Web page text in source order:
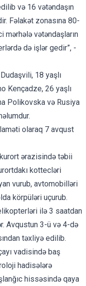
və 16 vətəndaşın
Fəlakət zonasına 80-
mərhələ vətəndaşların
də işlər gedir”, -
18 yaşlı
Kençadze, 26 yaşlı
Polikovska və Rusiya
olaraq 7 avqust
kurort ərazisində təbii
kottecləri
vurub, avtomobilləri
körpüləri uçurub.
ilə 3 saatdan
Avqustun 3-ü və 4-də
təxliyə edilib.
vadisində baş
hadisələrə
hissəsində qaya